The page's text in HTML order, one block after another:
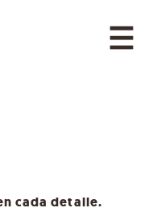
cada detalle.